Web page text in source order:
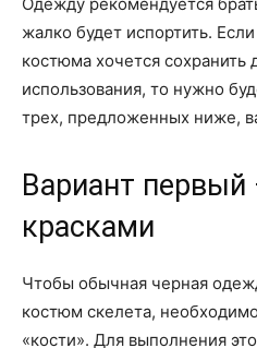
жалко будет испортить.
костюма хочется сохранить
использования, то нужно
трех, предложенных ниже,
Вариант первый
красками
Чтобы обычная черная
костюм скелета,
«кости». Для выполнения